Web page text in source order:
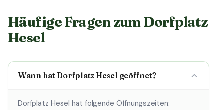
Häufige Fragen zum Dorfplatz
Hesel
Wann hat Dorfplatz Hesel geöffnet?
Dorfplatz Hesel hat folgende Öffnungszeiten: